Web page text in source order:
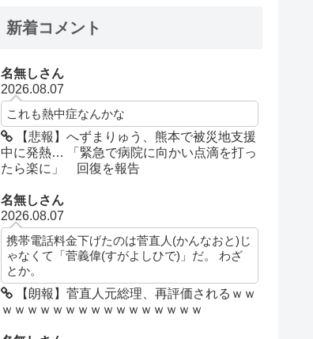
新着コメント
名無しさん
2026.08.07
これも熱中症なんかな
【悲報】へずまりゅう、熊本で被災地支援
中に発熱… 「緊急で病院に向かい点滴を打っ
たら楽に」 回復を報告
名無しさん
2026.08.07
携帯電話料金下げたのは菅直人(かんなおと)じ
ゃなくて「菅義偉(すがよしひで)」だ。 わざ
とか。
【朗報】菅直人元総理、再評価されるｗｗ
ｗｗｗｗｗｗｗｗｗｗｗｗｗｗｗｗ